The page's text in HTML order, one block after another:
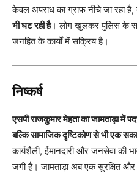
केवल अपराध का ग्राफ नीचे जा रहा
भी घट रही है। लोग खुलकर पुलिस के
जनहित के कार्यों में सक्रिय है।
निष्कर्ष
एसपी राजकुमार मेहता का जामताड़ा में
बल्कि सामाजिक दृष्टिकोण से भी एक
कार्यशैली, ईमानदारी और जनसेवा की
जगी है। जामताड़ा अब एक सुरक्षित